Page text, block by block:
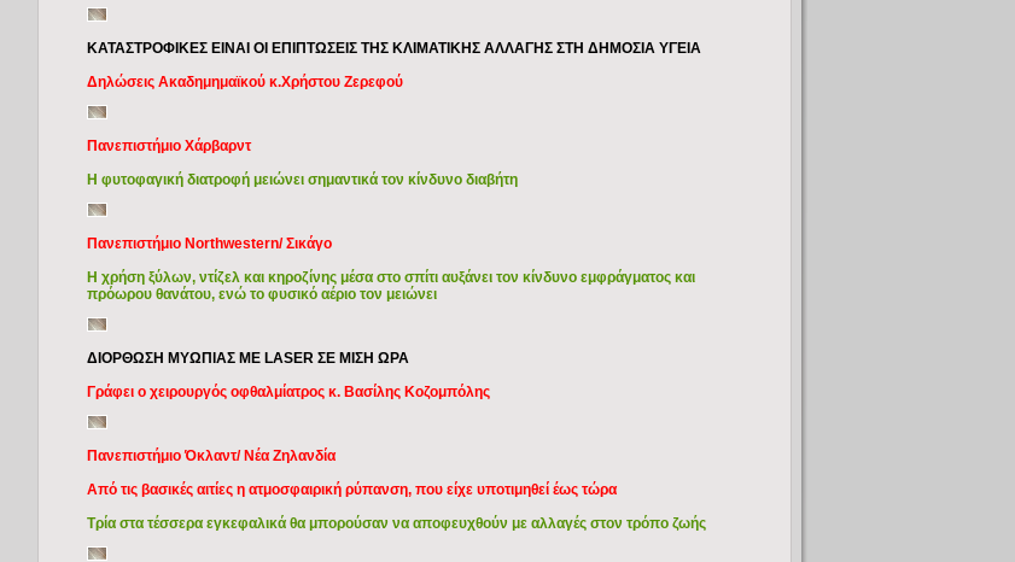
ΚΑΤΑΣΤΡΟΦΙΚΕΣ ΕΙΝΑΙ ΟΙ ΕΠΙΠΤΩΣΕΙΣ ΤΗΣ ΚΛΙΜΑΤΙΚΗΣ ΑΛΛΑΓΗΣ ΣΤΗ ΔΗΜΟΣΙΑ ΥΓΕΙΑ
Δηλώσεις Ακαδημημαϊκού κ.Χρήστου Ζερεφού
Πανεπιστήμιο Χάρβαρντ
Η φυτοφαγική διατροφή μειώνει σημαντικά τον κίνδυνο διαβήτη
Πανεπιστήμιο Northwestern/ Σικάγο
Η χρήση ξύλων, ντίζελ και κηροζίνης μέσα στο σπίτι αυξάνει τον κίνδυνο εμφράγματος και
πρόωρου θανάτου, ενώ το φυσικό αέριο τον μειώνει
ΔΙΟΡΘΩΣΗ ΜΥΩΠΙΑΣ ΜΕ LASER ΣΕ ΜΙΣΗ ΩΡΑ
Γράφει ο χειρουργός οφθαλμίατρος κ. Βασίλης Κοζομπόλης
Πανεπιστήμιο Όκλαντ/ Νέα Ζηλανδία
Από τις βασικές αιτίες η ατμοσφαιρική ρύπανση, που είχε υποτιμηθεί έως τώρα
Τρία στα τέσσερα εγκεφαλικά θα μπορούσαν να αποφευχθούν με αλλαγές στον τρόπο ζωής